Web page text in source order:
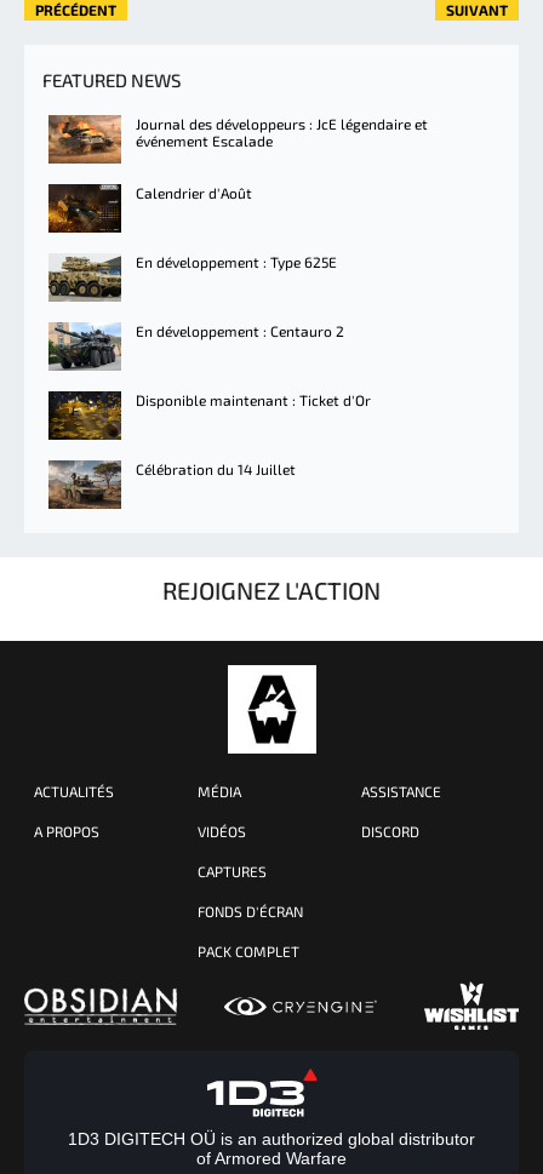
PRÉCÉDENT SUIVANT
FEATURED NEWS
Journal des développeurs : JcE légendaire et
événement Escalade
Calendrier d'Août
En développement : Type 625E
En développement : Centauro 2
Disponible maintenant : Ticket d'Or
Célébration du 14 Juillet
REJOIGNEZ L'ACTION
ACTUALITÉS
A PROPOS
MÉDIA
VIDÉOS
CAPTURES
FONDS D'ÉCRAN
PACK COMPLET
ASSISTANCE
DISCORD
1D3 DIGITECH OÜ is an authorized global distributor
of Armored Warfare